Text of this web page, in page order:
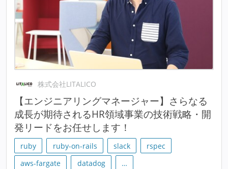
株式会社LITALICO
【エンジニアリングマネージャー】さらなる
成長が期待されるHR領域事業の技術戦略・開
発リードをお任せします！
ruby ruby-on-rails slack
rspec
aws-fargate
datadog …